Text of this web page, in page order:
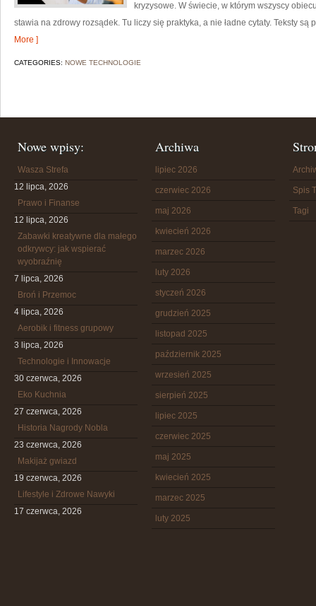
kryzysowe. W świecie, w którym wszyscy
stawia na zdrowy rozsądek. Tu liczy się praktyka, a nie ładne cytaty. Teksty są
More ]
CATEGORIES: NOWE TECHNOLOGIE
Nowe wpisy:
Wasza Strefa
12 lipca, 2026
Prawo i Finanse
12 lipca, 2026
Zabawki kreatywne dla małego
odkrywcy: jak wspierać
wyobraźnię
7 lipca, 2026
Broń i Przemoc
4 lipca, 2026
Aerobik i fitness grupowy
3 lipca, 2026
Technologie i Innowacje
30 czerwca, 2026
Eko Kuchnia
27 czerwca, 2026
Historia Nagrody Nobla
23 czerwca, 2026
Makijaż gwiazd
19 czerwca, 2026
Lifestyle i Zdrowe Nawyki
17 czerwca, 2026
Archiwa
lipiec 2026
czerwiec 2026
maj 2026
kwiecień 2026
marzec 2026
luty 2026
styczeń 2026
grudzień 2025
listopad 2025
październik 2025
wrzesień 2025
sierpień 2025
lipiec 2025
czerwiec 2025
maj 2025
kwiecień 2025
marzec 2025
luty 2025
Spis
Tagi